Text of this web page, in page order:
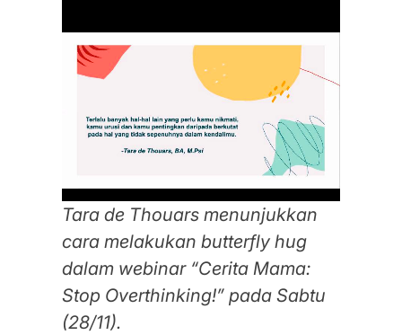
Tara de Thouars menunjukkan
cara melakukan butterfly hug
dalam webinar “Cerita Mama:
Stop Overthinking!” pada Sabtu
(28/11).